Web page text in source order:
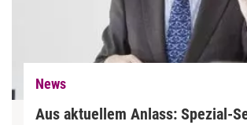
News
Aus aktuellem Anlass: Spezial-